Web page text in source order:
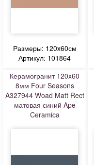
Размеры: 120x60см
Артикул: 101864
Керамогранит 120x60
8мм Four Seasons
A327944 Woad Matt Rect
матовая синий Ape
Ceramica